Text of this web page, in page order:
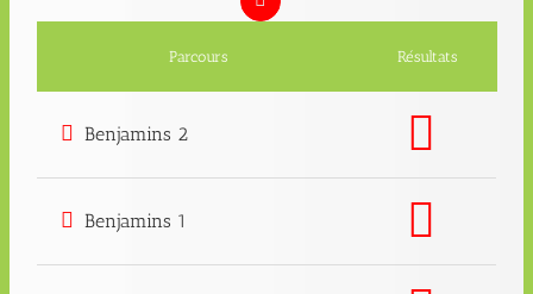
Parcours Résultats
Benjamins 2
Benjamins 1